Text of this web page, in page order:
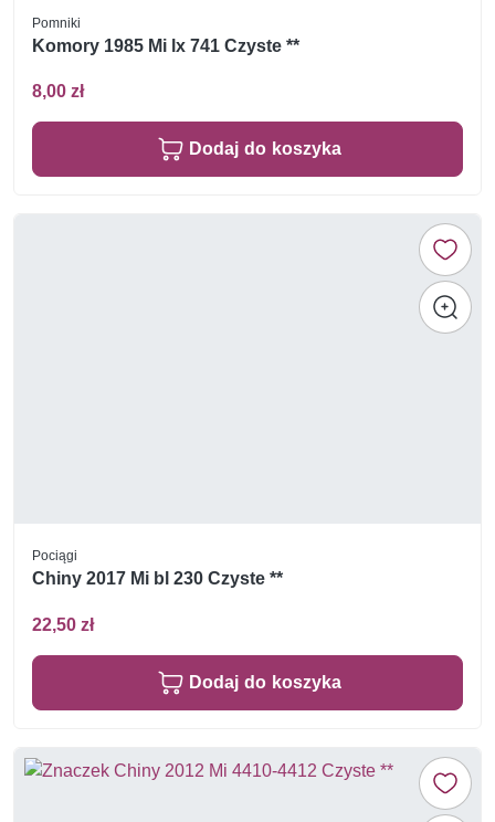
Pomniki
Komory 1985 Mi lx 741 Czyste **
8,00 zł
Dodaj do koszyka
Pociągi
Chiny 2017 Mi bl 230 Czyste **
22,50 zł
Dodaj do koszyka